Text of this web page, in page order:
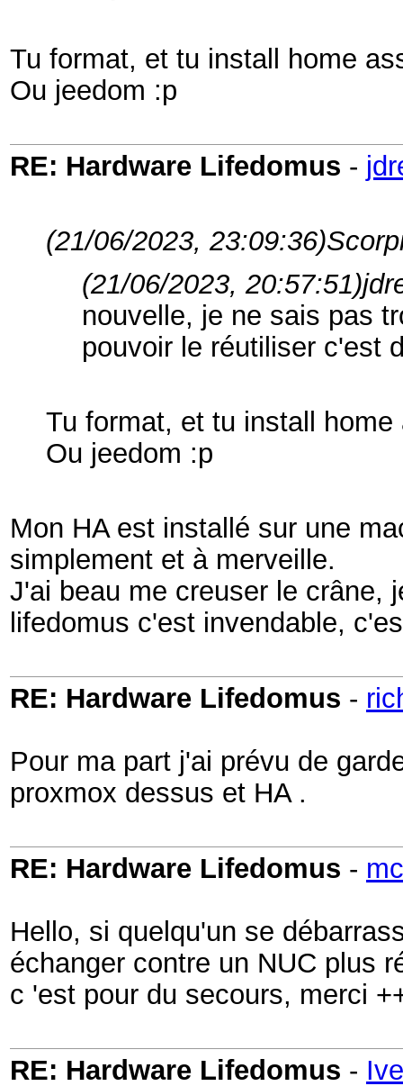
Tu format, et tu install home
Ou jeedom :p
RE: Hardware Lifedomus -
(21/06/2023, 23:09:36)
(21/06/2023, 20:57:51)
nouvelle, je ne sais pas
pouvoir le réutiliser c'est
Tu format, et tu install
Ou jeedom :p
Mon HA est installé sur une
simplement et à merveille.
J'ai beau me creuser le crâne,
lifedomus c'est invendable,
RE: Hardware Lifedomus -
Pour ma part j'ai prévu de
proxmox dessus et HA .
RE: Hardware Lifedomus -
Hello, si quelqu'un se
échanger contre un NUC plus
c 'est pour du secours, merci
RE: Hardware Lifedomus -